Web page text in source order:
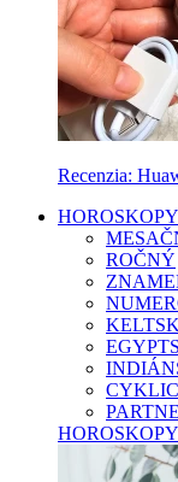
Recenzia:
HOROSKOPY
ROČNÝ
HOROSKOPY